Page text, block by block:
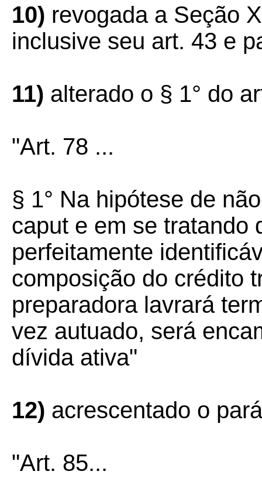
10) revogada a Seção
inclusive seu art. 43 e
11) alterado o § 1° do
"Art. 78 ...
§ 1° Na hipótese de
caput e em se tratando
perfeitamente
composição do crédito
preparadora lavrará
vez autuado, será
dívida ativa"
12) acrescentado o
"Art. 85...